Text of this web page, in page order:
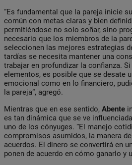
“Es fundamental que la pareja inicie
común con metas claras y bien
permitiéndose no solo soñar, sino
necesario que los miembros de la
seleccionen las mejores estrategias
tardías se necesita mantener una
trabajar en profundizar la confianza.
elementos, es posible que se desate
emocional como en lo financiero,
la pareja”, agregó.
Mientras que en ese sentido, Abente
es tan dinámica que se ve
uno de los cónyuges. “El manejo
compromisos asumidos, la manera
acuerdos. El dinero se convertirá en
ponen de acuerdo en cómo ganarlo y